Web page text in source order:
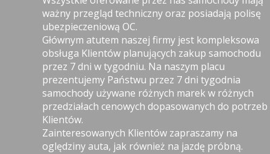
ważny przegląd techniczny oraz posiadają polisę
ubezpieczeniową OC.
Głównym atutem naszej firmy jest kompleksowa
obsługa Klientów planujących zakup samochodu
przez 7 dni w tygodniu. Na naszym placu
prezentujemy Państwu przez 7 dni tygodnia
samochody używane różnych marek w różnych
przedziałach cenowych dopasowanych do potrzeb
Klientów.
Zainteresowanych Klientów zapraszamy na
oględziny auta, jak również na jazdę próbną.